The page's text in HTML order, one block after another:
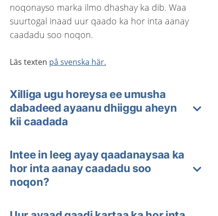
noqonayso marka ilmo dhashay ka dib. Waa
suurtogal inaad uur qaado ka hor inta aanay
caadadu soo noqon.
Läs texten på svenska här.
Xilliga ugu horeysa ee umusha
dabadeed ayaanu dhiiggu aheyn
kii caadada
Intee in leeg ayay qaadanaysaa ka
hor inta aanay caadadu soo
noqon?